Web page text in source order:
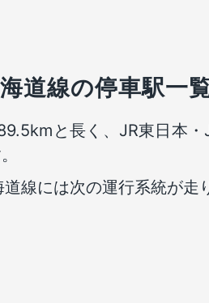
道線の停車駅一
と長く、JR東日本・
線には次の運行系統が走